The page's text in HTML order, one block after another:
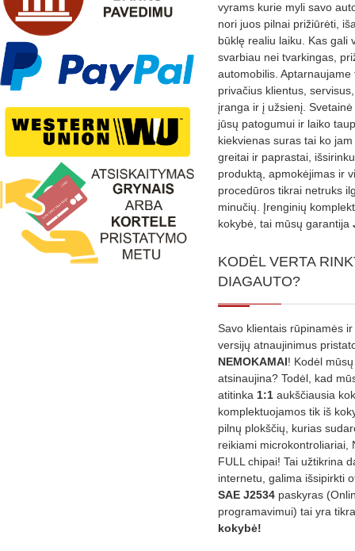
vyrams kurie myli savo
nori juos pilnai prižiūrėti,
būklę realiu laiku. Kas gali
svarbiau nei tvarkingas,
automobilis. Aptarnaujame
privačius klientus,
įranga ir į užsienį.
jūsų patogumui ir laiko
kiekvienas suras tai ko
greitai ir paprastai,
produktą, apmokėjimas ir
procedūros tikrai netruks
minučių. Įrenginių
kokybė, tai mūsų garantija
KODĖL VERTA
DIAGAUTO?
Savo klientais rūpinamės
versijų atnaujinimus
NEMOKAMAI! Kodėl
atsinaujina? Todėl, kad
atitinka 1:1 aukščiausia
komplektuojamos tik iš
pilnų plokščių, kurias
reikiami microkontroliariai,
FULL chipai! Tai užtikrina
internetu, galima išsipirkti
SAE J2534 paskyras
programavimui) tai yra
kokybė!